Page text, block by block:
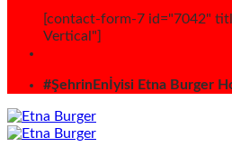
[contact-form-7 id="7042"
Vertical"]
#ŞehrinEnİyisi Etna Burger